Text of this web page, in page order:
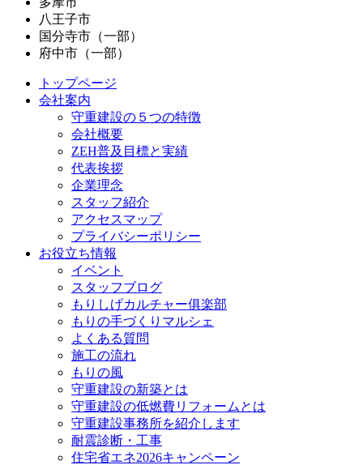
八王子市
国分寺市（一部）
府中市（一部）
トップページ
会社案内
守重建設の５つの特徴
会社概要
ZEH普及目標と実績
代表挨拶
企業理念
スタッフ紹介
アクセスマップ
プライバシーポリシー
お役立ち情報
イベント
スタッフブログ
もりしげカルチャー俱楽部
もりの手づくりマルシェ
よくある質問
施工の流れ
もりの風
守重建設の新築とは
守重建設の低燃費リフォームとは
守重建設事務所を紹介します
耐震診断・工事
住宅省エネ2026キャンペーン